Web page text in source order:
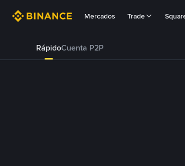
Mercados Trade
RápidoCuenta P2P